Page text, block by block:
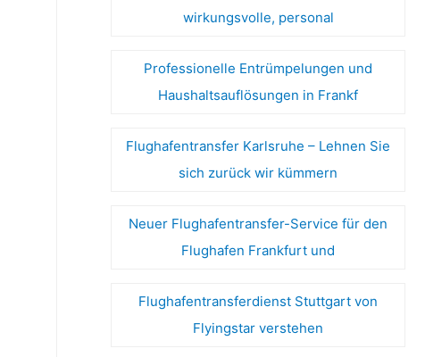
wirkungsvolle, personal
Professionelle Entrümpelungen und
Haushaltsauflösungen in Frankf
Flughafentransfer Karlsruhe – Lehnen Sie
sich zurück wir kümmern
Neuer Flughafentransfer-Service für den
Flughafen Frankfurt und
Flughafentransferdienst Stuttgart von
Flyingstar verstehen